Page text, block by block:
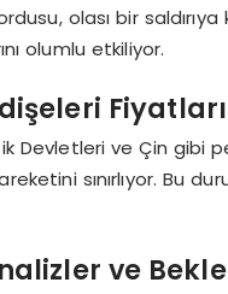
olası bir
olumlu etkiliyor.
Fiyatları
Devletleri ve Çin gibi
sınırlıyor. Bu
ve